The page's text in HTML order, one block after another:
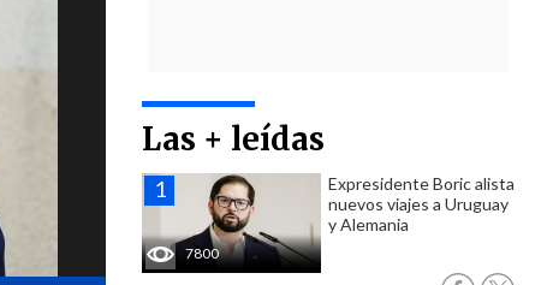
Las + leídas
7800
Expresidente Boric alista
nuevos viajes a Uruguay
y Alemania